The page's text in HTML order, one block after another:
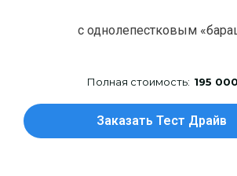
с однолепестковым
Полная стоимость: 195
Заказать Тест Драйв